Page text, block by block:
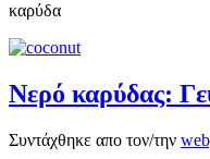
καρύδα
Νερό καρύδας:
Συντάχθηκε απο τον/την